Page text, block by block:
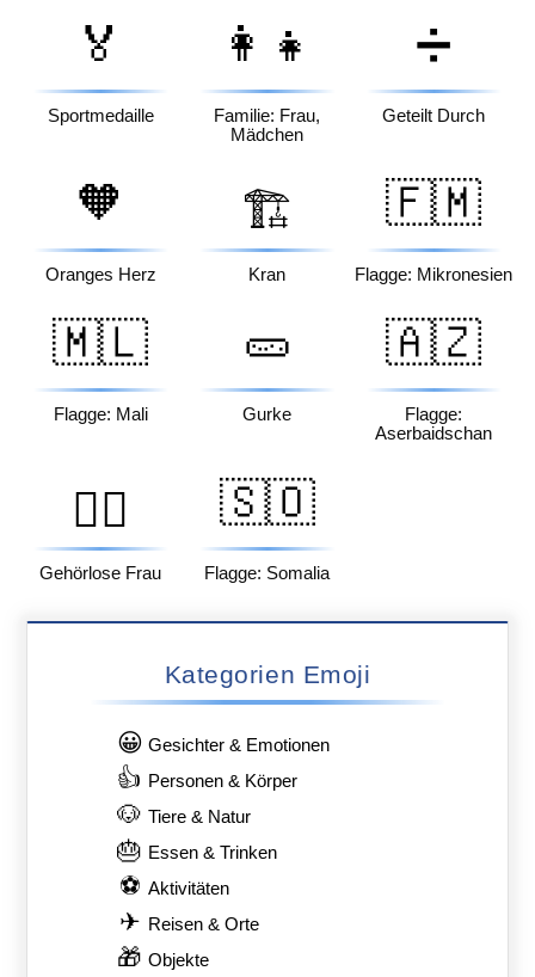
🏅
Sportmedaille
👩‍👧
Familie: Frau,
Mädchen
➗
Geteilt Durch
🧡
Oranges Herz
🏗️
Kran
🇫🇲
Flagge: Mikronesien
🇲🇱
Flagge: Mali
🥒
Gurke
🇦🇿
Flagge:
Aserbaidschan
🧏‍♀️
Gehörlose Frau
🇸🇴
Flagge: Somalia
Kategorien Emoji
😀 Gesichter & Emotionen
👍 Personen & Körper
🐶 Tiere & Natur
🎂 Essen & Trinken
⚽ Aktivitäten
✈ Reisen & Orte
🎁 Objekte